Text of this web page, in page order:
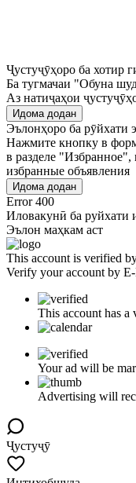
Ҷустуҷӯҳоро ба хотир
Ба тугмачаи "Обуна
Аз натиҷаҳои
Идома додан
Эълонҳоро ба рӯйхати
Нажмите кнопку в
в разделе "Избранное",
избранные объявления
Идома додан
Error 400
Иловакунӣ ба руйхати
Эълон маҳкам аст
This account is verified
Verify your account by
This account has
Your ad will be
Advertising will
Ҷустуҷӯ